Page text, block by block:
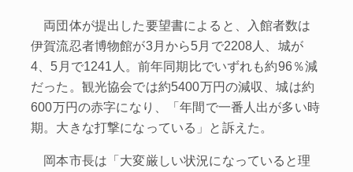
両団体が提出した要望書によると、入館者数は
伊賀流忍者博物館が3月から5月で2208人、城が
4、5月で1241人。前年同期比でいずれも約96％減
だった。観光協会では約5400万円の減収、城は約
600万円の赤字になり、「年間で一番人出が多い時
期。大きな打撃になっている」と訴えた。
岡本市長は「大変厳しい状況になっていると理